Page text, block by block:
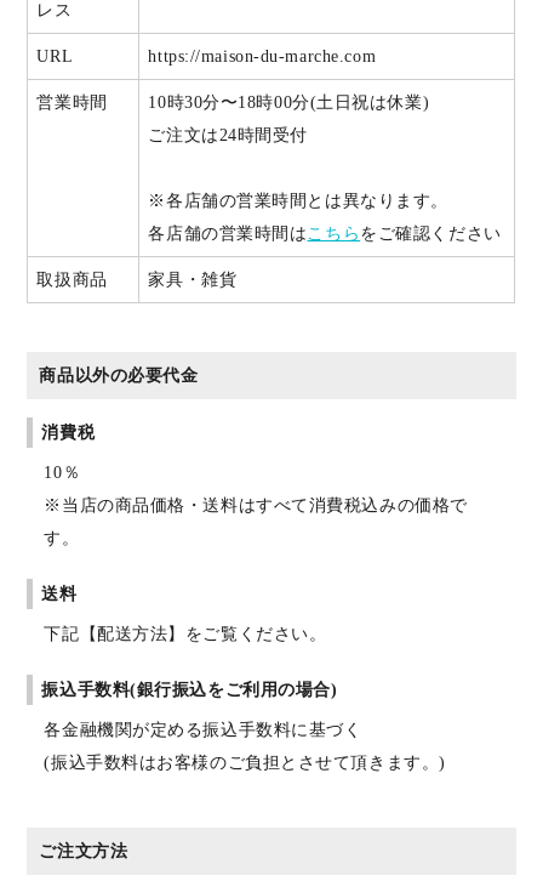
レス
URL https://maison-du-marche.com
営業時間
10時30分〜18時00分(土日祝は休業)
ご注文は24時間受付
※各店舗の営業時間とは異なります。
各店舗の営業時間はこちら をご確認ください
取扱商品 家具・雑貨
商品以外の必要代金
消費税
10％
※当店の商品価格・送料はすべて消費税込みの価格で
す。
送料
下記【配送方法】をご覧ください。
振込手数料(銀行振込をご利用の場合)
各金融機関が定める振込手数料に基づく
(振込手数料はお客様のご負担とさせて頂きます。)
ご注文方法